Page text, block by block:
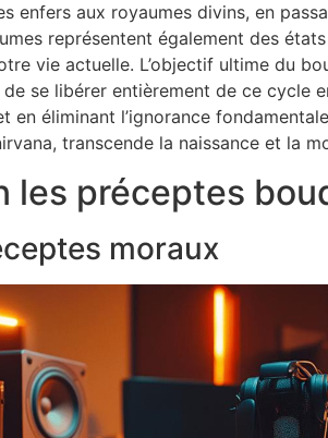
enfers aux royaumes divins, en
représentent également des
vie actuelle. L’objectif ultime du
se libérer entièrement de ce cycle
en éliminant l’ignorance
transcende la naissance et la
les préceptes
moraux